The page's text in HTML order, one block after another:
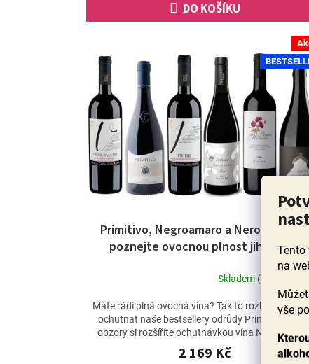
Tento
na
vše
DO KOŠÍKU
Primitivo, Negroamaro a Nero di Troia
poznejte ovocnou plnost jihu Itálie
hodnocení
produktu
je
Skladem (29 ks)
2 169 Kč
Máte rádi plná ovocná vína? Tak to rozhodně
ochutnat naše bestsellery odrůdy Primitivo. Vinné
obzory si rozšíříte ochutnávkou vína
doslova...